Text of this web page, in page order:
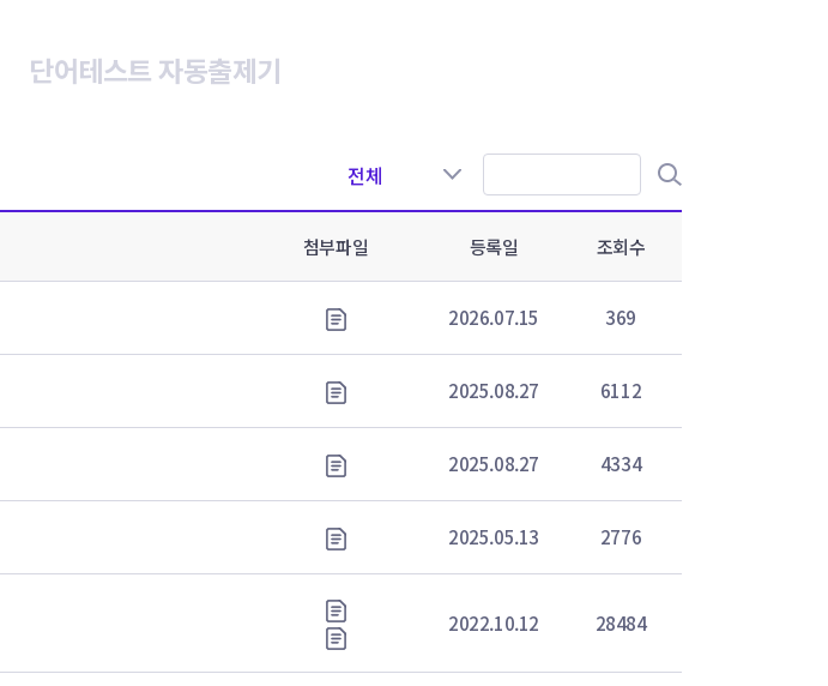
단어테스트 자동출제기
첨부파일 등록일 조회수
2026.07.15 369
2025.08.27 6112
2025.08.27 4334
2025.05.13 2776
2022.10.12 28484